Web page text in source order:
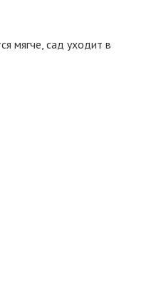
мягче, сад уходит в